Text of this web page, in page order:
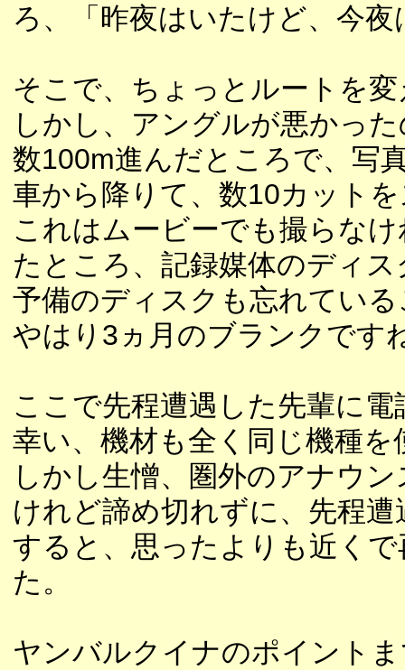
ろ、「昨夜はいたけど、今
そこで、ちょっとルートを
しかし、アングルが悪かっ
数100m進んだところで、写
車から降りて、数10カット
これはムービーでも撮らな
たところ、記録媒体のディ
予備のディスクも忘れてい
やはり3ヵ月のブランクです
ここで先程遭遇した先輩に
幸い、機材も全く同じ機種
しかし生憎、圏外のアナウン
けれど諦め切れずに、先程
すると、思ったよりも近く
た。
ヤンバルクイナのポイント